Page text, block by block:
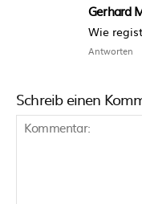
Gerhard
Wie
Antworten
Schreib einen